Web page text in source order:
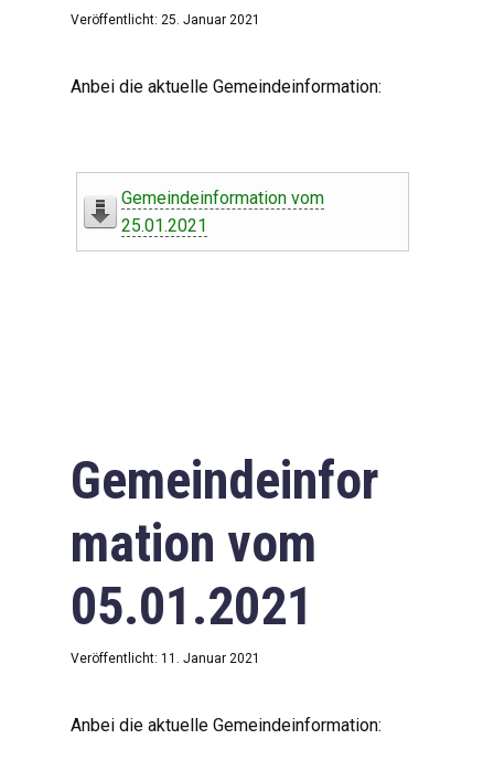
Veröffentlicht: 25. Januar 2021
Anbei die aktuelle Gemeindeinformation:
Gemeindeinformation vom
25.01.2021
Gemeindeinfor
mation vom
05.01.2021
Veröffentlicht: 11. Januar 2021
Anbei die aktuelle Gemeindeinformation: